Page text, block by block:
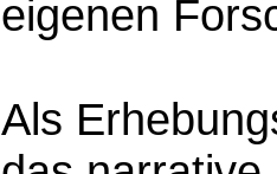
eigenen
Als